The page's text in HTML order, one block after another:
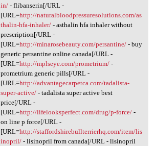
in/- flibanserin[/URL -
[URL=http://naturalbloodpressuresolutions.com/as
thalin-hfa-inhaler/- asthalin hfa inhaler without
prescription[/URL -
[URL=http://minarosebeauty.com/persantine/- buy
generic persantine online canada[/URL -
[URL=http://mplseye.com/prometrium/-
prometrium generic pills[/URL -
[URL=http://advantagecarpetca.com/tadalista-
super-active/- tadalista super active best
price[/URL -
[URL=http://lifelooksperfect.com/drug/p-force/-
on line p force[/URL -
[URL=http://staffordshirebullterrierhq.com/item/lis
inopril/- lisinopril from canada[/URL - lisinopril